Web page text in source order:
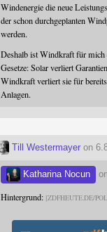
Windenergie die neue
der schon durchgeplanten
werden.
Deshalb ist Windkraft für mich
Gesetze: Solar verliert
Windkraft verliert sie für
Anlagen.
Till Westermayer on
Katharina Nocun
Hintergrund: ZDFHEUTE.DE/